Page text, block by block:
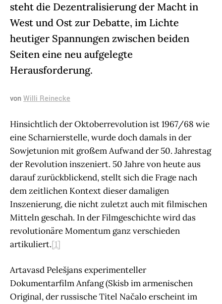
steht die Dezentralisierung der Macht in
West und Ost zur Debatte, im Lichte
heutiger Spannungen zwischen beiden
Seiten eine neu aufgelegte
Herausforderung.
vonWilli Reinecke
Hinsichtlich der Oktoberrevolution ist 1967/68 wie
eine Scharnierstelle, wurde doch damals in der
Sowjetunion mit großem Aufwand der 50. Jahrestag
der Revolution inszeniert. 50 Jahre von heute aus
darauf zurückblickend, stellt sich die Frage nach
dem zeitlichen Kontext dieser damaligen
Inszenierung, die nicht zuletzt auch mit filmischen
Mitteln geschah. In der Filmgeschichte wird das
revolutionäre Momentum ganz verschieden
artikuliert.[1]
Artavasd Pelešjans experimenteller
Dokumentarfilm Anfang (Skisb im armenischen
Original, der russische Titel Načalo erscheint im